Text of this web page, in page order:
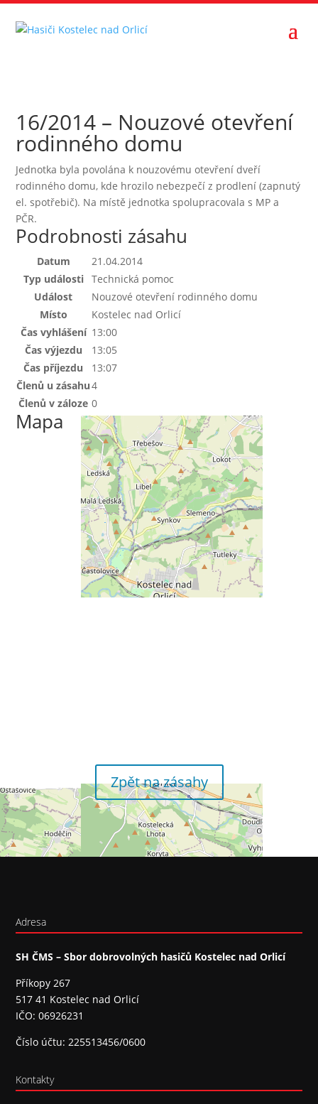
16/2014 – Nouzové otevření
rodinného domu
Jednotka byla povolána k nouzovému otevření dveří
rodinného domu, kde hrozilo nebezpečí z prodlení (zapnutý
el. spotřebič). Na místě jednotka spolupracovala s MP a
PČR.
Podrobnosti zásahu
Datum
21.04.2014
Typ události
Technická pomoc
Událost
Nouzové otevření rodinného domu
Místo
Kostelec nad Orlicí
Čas vyhlášení 13:00
Čas výjezdu
13:05
Čas příjezdu
13:07
Členů u zásahu4
Členů v záloze 0
Mapa
Zpět na zásahy
Adresa
SH ČMS – Sbor dobrovolných hasičů Kostelec nad Orlicí
Příkopy 267
517 41 Kostelec nad Orlicí
IČO: 06926231
Číslo účtu: 225513456/0600
Kontakty